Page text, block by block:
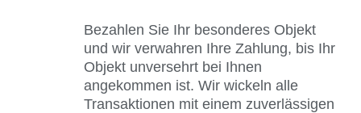
Bezahlen Sie Ihr besonderes Objekt
und wir verwahren Ihre Zahlung, bis Ihr
Objekt unversehrt bei Ihnen
angekommen ist. Wir wickeln alle
Transaktionen mit einem zuverlässigen